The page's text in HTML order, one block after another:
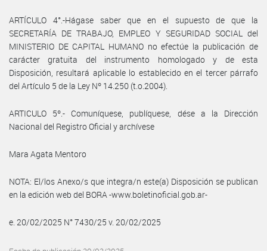
ARTÍCULO 4°.-Hágase saber que en el supuesto de que la
SECRETARÍA DE TRABAJO, EMPLEO Y SEGURIDAD SOCIAL del
MINISTERIO DE CAPITAL HUMANO no efectúe la publicación de
carácter gratuita del instrumento homologado y de esta
Disposición, resultará aplicable lo establecido en el tercer párrafo
del Artículo 5 de la Ley Nº 14.250 (t.o.2004).
ARTICULO 5º.- Comuníquese, publíquese, dése a la Dirección
Nacional del Registro Oficial y archívese
Mara Agata Mentoro
NOTA: El/los Anexo/s que integra/n este(a) Disposición se publican
en la edición web del BORA -www.boletinoficial.gob.ar-
e. 20/02/2025 N° 7430/25 v. 20/02/2025